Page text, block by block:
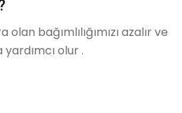
bağımlılığımızı azalır ve
olur .